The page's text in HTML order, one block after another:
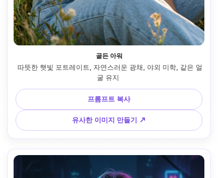
골든 아워
따뜻한 햇빛 포트레이트, 자연스러운 광채, 야외 미학, 같은 얼
프롬프트 복사
유사한 이미지 만들기 ↗